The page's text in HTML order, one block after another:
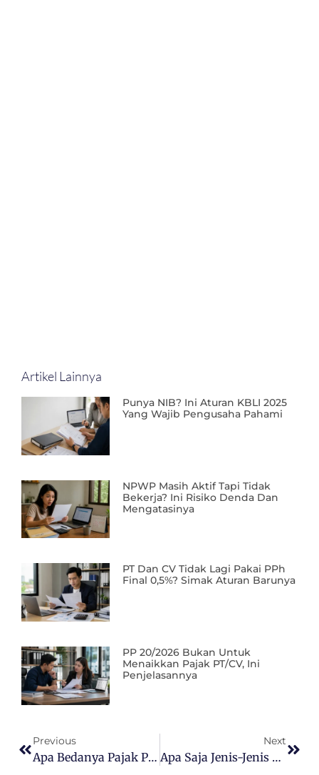
Artikel Lainnya
Punya NIB? Ini Aturan KBLI 2025
Yang Wajib Pengusaha Pahami
NPWP Masih Aktif Tapi Tidak
Bekerja? Ini Risiko Denda Dan
Mengatasinya
PT Dan CV Tidak Lagi Pakai PPh
Final 0,5%? Simak Aturan Barunya
PP 20/2026 Bukan Untuk
Menaikkan Pajak PT/CV, Ini
Penjelasannya
Previous
Apa Bedanya Pajak Pusat Dan Pajak Daerah?
Next
Apa Saja Jenis-Jenis Objek PBJT?